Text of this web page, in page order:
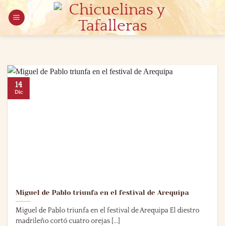
Saltar
contenido
Miguel de Pablo triunfa en el festival de Arequipa
Miguel de Pablo triunfa en el festival de Arequipa El diestro
madrileño cortó cuatro orejas [...]
14
Dic